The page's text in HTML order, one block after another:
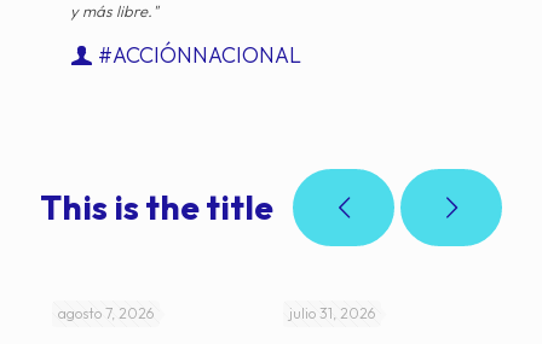
y más libre."
#ACCIÓNNACIONAL
This is the title
agosto 7, 2026 julio 31, 2026